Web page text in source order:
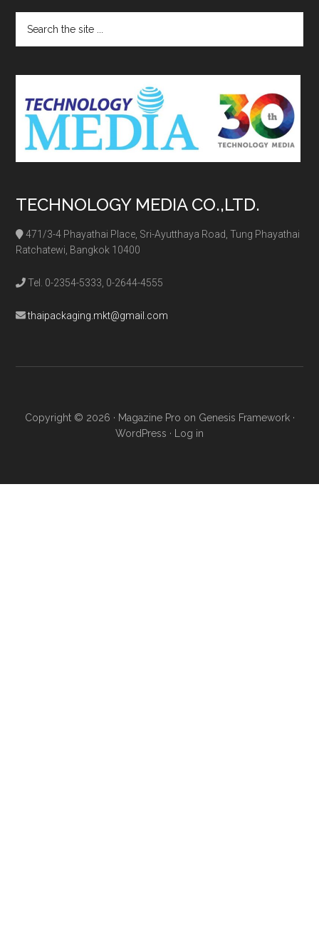
the
site
TECHNOLOGY MEDIA CO.,LTD.
471/3-4 Phayathai Place, Sri-Ayutthaya Road, Tung Phayathai
Ratchatewi, Bangkok 10400
Tel. 0-2354-5333, 0-2644-4555
thaipackaging.mkt@gmail.com
Copyright © 2026 · Magazine Pro on Genesis Framework·
WordPress · Log in